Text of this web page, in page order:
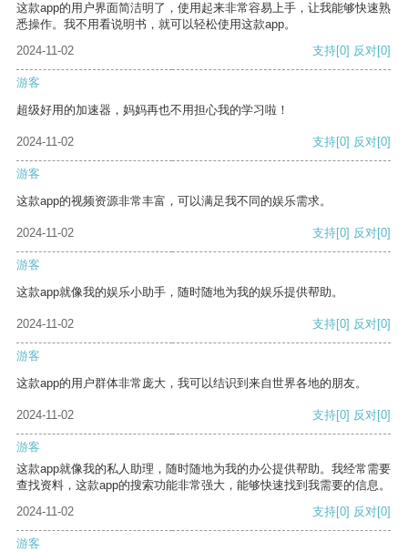
这款app的用户界面简洁明了，使用起来非常容易上手，让我能够快速熟
悉操作。我不用看说明书，就可以轻松使用这款app。
2024-11-02
支持[0] 反对[0]
游客
超级好用的加速器，妈妈再也不用担心我的学习啦！
2024-11-02 支持[0] 反对[0]
游客
这款app的视频资源非常丰富，可以满足我不同的娱乐需求。
2024-11-02 支持[0] 反对[0]
游客
这款app就像我的娱乐小助手，随时随地为我的娱乐提供帮助。
2024-11-02 支持[0] 反对[0]
游客
这款app的用户群体非常庞大，我可以结识到来自世界各地的朋友。
2024-11-02 支持[0] 反对[0]
游客
这款app就像我的私人助理，随时随地为我的办公提供帮助。我经常需要
查找资料，这款app的搜索功能非常强大，能够快速找到我需要的信息。
2024-11-02
支持[0] 反对[0]
游客